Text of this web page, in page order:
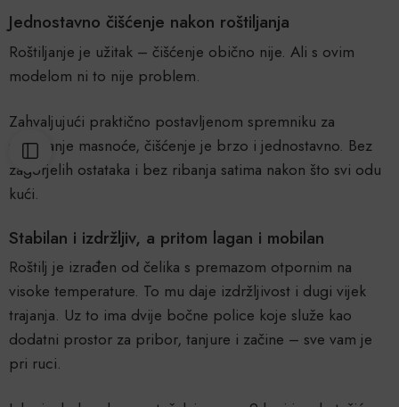
Jednostavno čišćenje nakon roštiljanja
Roštiljanje je užitak – čišćenje obično nije. Ali s ovim
modelom ni to nije problem.
Zahvaljujući praktično postavljenom spremniku za
skupljanje masnoće, čišćenje je brzo i jednostavno. Bez
zagorjelih ostataka i bez ribanja satima nakon što svi odu
kući.
Stabilan i izdržljiv, a pritom lagan i mobilan
Roštilj je izrađen od čelika s premazom otpornim na
visoke temperature. To mu daje izdržljivost i dugi vijek
trajanja. Uz to ima dvije bočne police koje služe kao
dodatni prostor za pribor, tanjure i začine – sve vam je
pri ruci.